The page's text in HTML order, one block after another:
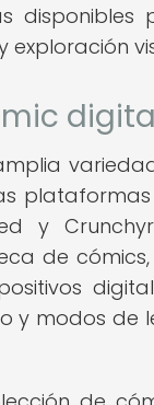
disponibles
exploración
y
de
y modos de